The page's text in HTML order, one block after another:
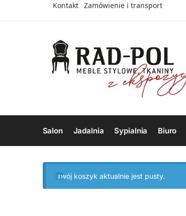
Kontakt Zamówienie i transport
Salon Jadalnia Sypialnia Biuro
Twój koszyk aktualnie jest pusty.